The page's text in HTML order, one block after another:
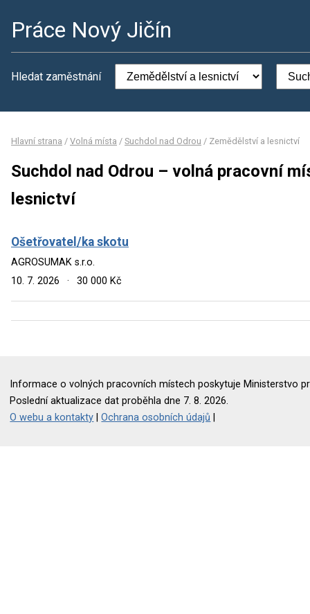
Práce Nový Jičín
Hledat zaměstnání
Hlavní strana / Volná místa / Suchdol nad Odrou / Zemědělství a lesnictví
Suchdol nad Odrou – volná pracovní
lesnictví
Ošetřovatel/ka skotu
AGROSUMAK s.r.o.
10. 7. 2026
· 30 000 Kč
Informace o volných pracovních místech poskytuje Ministerstvo
Poslední aktualizace dat proběhla dne 7. 8. 2026.
O webu a kontakty |Ochrana osobních údajů